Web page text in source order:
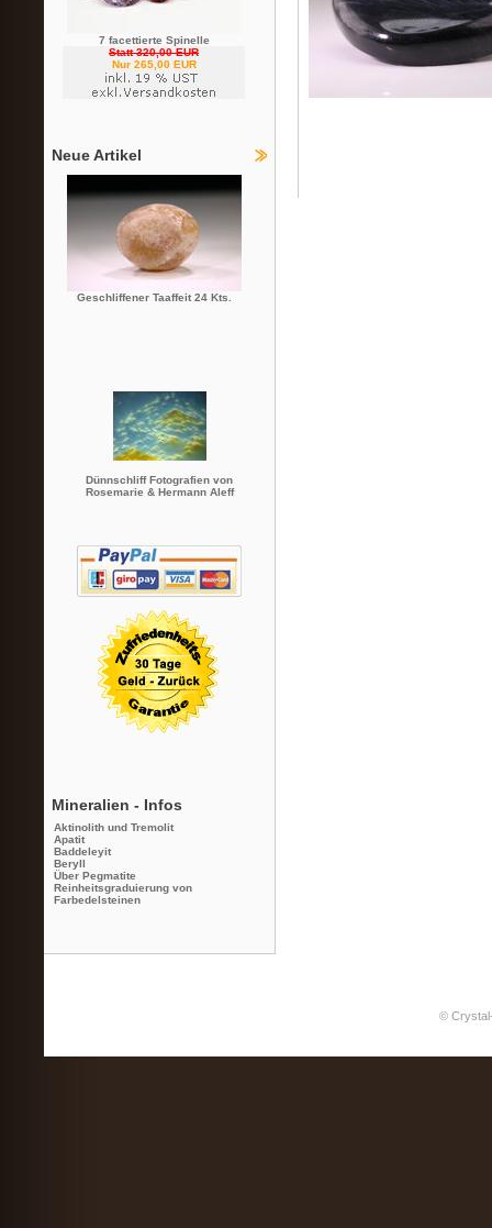
7 facettierte Spinelle
Statt 320,00 EUR
Nur 265,00 EUR
Neue Artikel
Geschliffener Taaffeit 24 Kts.
Dünnschliff Fotografien von
Rosemarie & Hermann Aleff
Mineralien - Infos
Aktinolith und Tremolit
Apatit
Baddeleyit
Beryll
Über Pegmatite
Reinheitsgraduierung von
Farbedelsteinen
©